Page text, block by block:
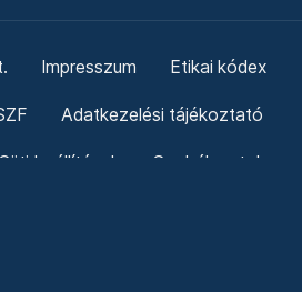
Impresszum Etikai kódex
Adatkezelési tájékoztató
Süti beállítások Szabályzatok